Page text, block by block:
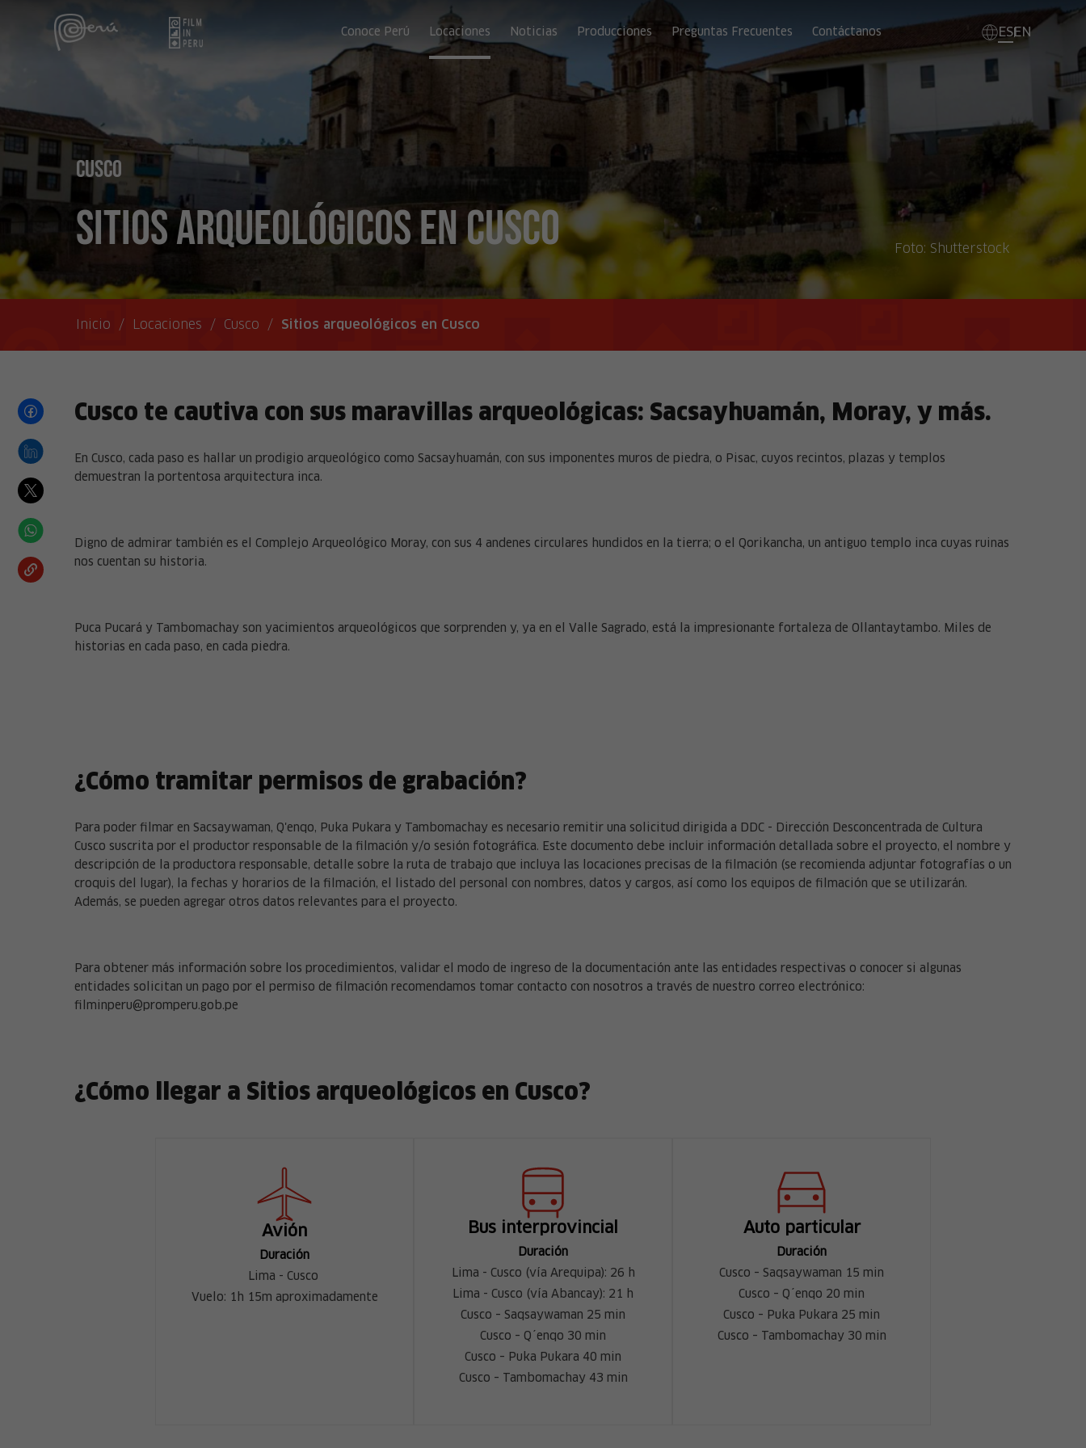
Conoce Perú Locaciones Noticias Producciones Preguntas Frecuentes Contáctanos ESEN
Cusco
Sitios arqueológicos en Cusco Foto: Shutterstock
Inicio / Locaciones / Cusco / Sitios arqueológicos en Cusco
Cusco te cautiva con sus maravillas arqueológicas: Sacsayhuamán, Moray, y más.
En Cusco, cada paso es hallar un prodigio arqueológico como Sacsayhuamán, con sus imponentes muros de piedra, o Pisac, cuyos recintos, plazas y templos
demuestran la portentosa arquitectura inca.
Digno de admirar también es el Complejo Arqueológico Moray, con sus 4 andenes circulares hundidos en la tierra; o el Qorikancha, un antiguo templo inca cuyas ruinas
nos cuentan su historia.
Puca Pucará y Tambomachay son yacimientos arqueológicos que sorprenden y, ya en el Valle Sagrado, está la impresionante fortaleza de Ollantaytambo. Miles de
historias en cada paso, en cada piedra.
¿Cómo tramitar permisos de grabación?
Para poder filmar en Sacsaywaman, Q'enqo, Puka Pukara y Tambomachay es necesario remitir una solicitud dirigida a DDC - Dirección Desconcentrada de Cultura
Cusco suscrita por el productor responsable de la filmación y/o sesión fotográfica. Este documento debe incluir información detallada sobre el proyecto, el nombre y
descripción de la productora responsable, detalle sobre la ruta de trabajo que incluya las locaciones precisas de la filmación (se recomienda adjuntar fotografías o un
croquis del lugar), la fechas y horarios de la filmación, el listado del personal con nombres, datos y cargos, así como los equipos de filmación que se utilizarán.
Además, se pueden agregar otros datos relevantes para el proyecto.
Para obtener más información sobre los procedimientos, validar el modo de ingreso de la documentación ante las entidades respectivas o conocer si algunas
entidades solicitan un pago por el permiso de filmación recomendamos tomar contacto con nosotros a través de nuestro correo electrónico:
filminperu@promperu.gob.pe
¿Cómo llegar a Sitios arqueológicos en Cusco?
Avión
Duración
Lima - Cusco
Vuelo: 1h 15m aproximadamente
Bus interprovincial
Duración
Lima - Cusco (vía Arequipa): 26 h
Lima - Cusco (vía Abancay): 21 h
Cusco – Saqsaywaman 25 min
Cusco – Q´enqo 30 min
Cusco – Puka Pukara 40 min
Cusco – Tambomachay 43 min
Auto particular
Duración
Cusco – Saqsaywaman 15 min
Cusco – Q´enqo 20 min
Cusco – Puka Pukara 25 min
Cusco – Tambomachay 30 min